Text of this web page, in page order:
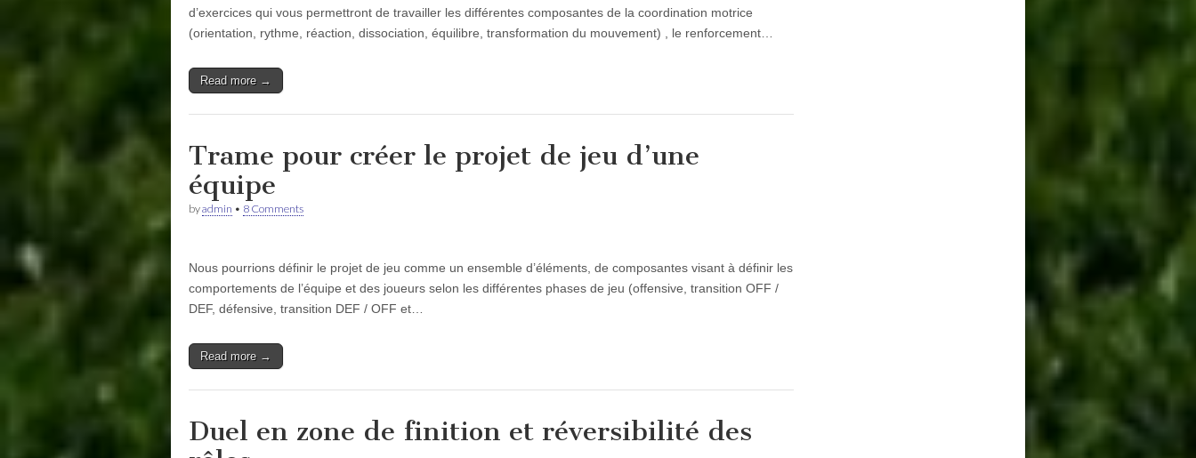
d’exercices qui vous permettront de travailler les différentes composantes de la coordination motrice
(orientation, rythme, réaction, dissociation, équilibre, transformation du mouvement) , le renforcement…
Read more →
Trame pour créer le projet de jeu d’une
équipe
byadmin • 8 Comments
Nous pourrions définir le projet de jeu comme un ensemble d’éléments, de composantes visant à définir les
comportements de l’équipe et des joueurs selon les différentes phases de jeu (offensive, transition OFF /
DEF, défensive, transition DEF / OFF et…
Read more →
Duel en zone de finition et réversibilité des